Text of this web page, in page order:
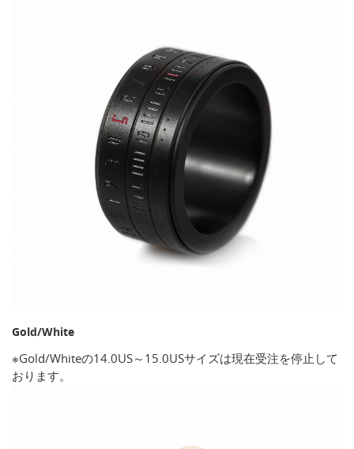
Gold/White
※Gold/Whiteの14.0US～15.0USサイズは現在受注を停止して
おります。